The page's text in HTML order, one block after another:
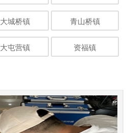
大城桥镇 青山桥镇
大屯营镇 资福镇